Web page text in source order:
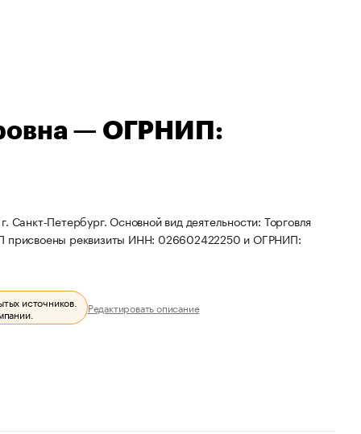
— ОГРНИП:
Петербург. Основной вид деятельности: Торговля
присвоены реквизиты ИНН: 026602422250 и ОГРНИП:
источников.
Редактировать описание